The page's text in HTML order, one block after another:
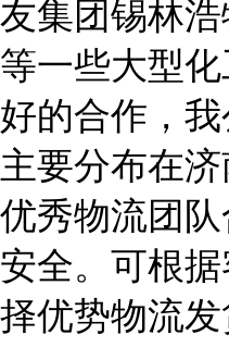
友集团锡林
等一些大型
好的合作，
主要分布在
优秀物流团队
安全。可根
择优势物流发